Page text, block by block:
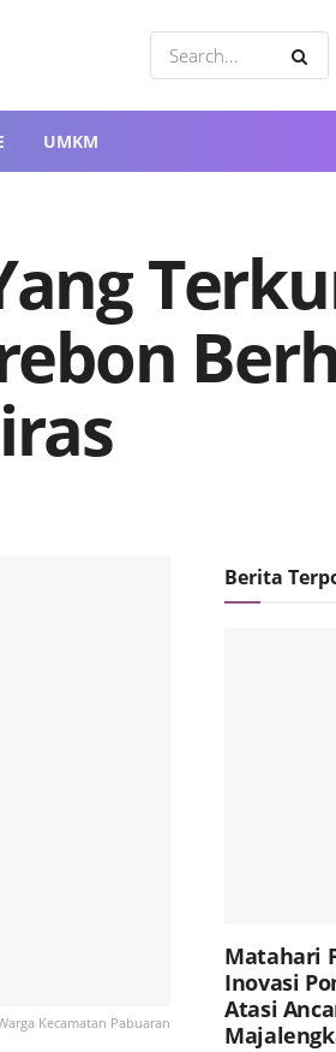
UMKM
Kecamatan Pabuaran
Berita
Matahari
Inovasi
Atasi